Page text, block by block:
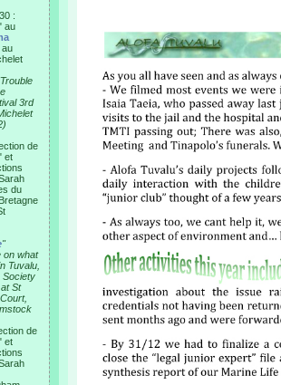
:
au
au
3rd
de
et
du
"
on what
Tuvalu,
Society
St
de
et